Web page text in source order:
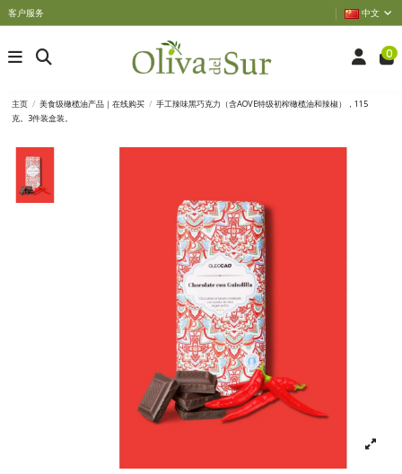
客户服务 中文
0
主页 美食级橄榄油产品｜在线购买
手工辣味黑巧克力（含AOVE特级初榨橄榄油和辣椒），115
克。3件装盒装。